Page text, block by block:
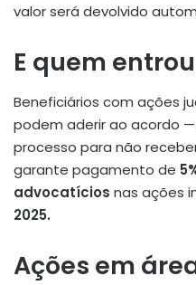
valor será devolvido
E quem
Beneficiários com ações
podem aderir ao acordo
processo para não
garante pagamento de
advocatícios nas ações
2025.
Ações em